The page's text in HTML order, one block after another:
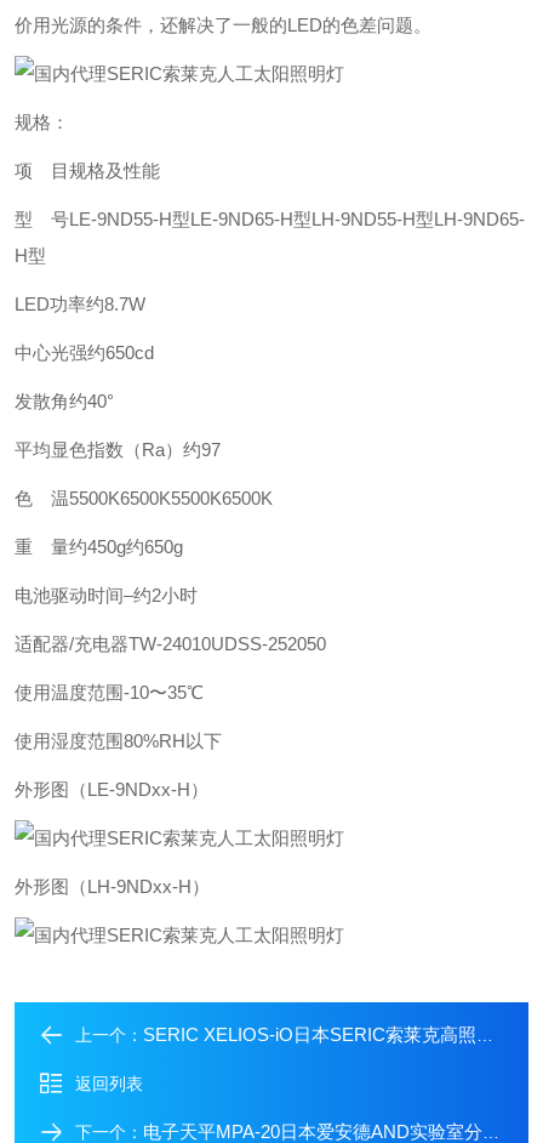
价用光源的条件，还解决了一般的LED的色差问题。
规格：
项 目规格及性能
型 号LE-9ND55-H型LE-9ND65-H型LH-9ND55-H型LH-9ND65-
H型
LED功率约8.7W
中心光强约650cd
发散角约40°
平均显色指数（Ra） 约97
色 温5500K6500K5500K6500K
重 量约450g约650g
电池驱动时间–约2小时
适配器/充电器TW-24010UDSS-252050
使用温度范围-10〜35℃
使用湿度范围80%RH以下
外形图（LE-9NDxx-H）
外形图（LH-9NDxx-H）
上一个： SERIC XELIOS-iO日本SERIC索莱克高照度LED人工太阳照明灯
返回列表
下一个： 电子天平MPA-20日本爱安德AND实验室分析单通道电动移液器